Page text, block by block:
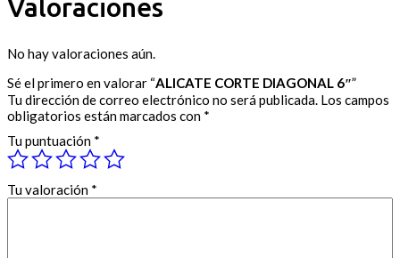
Valoraciones
No hay valoraciones aún.
Sé el primero en valorar “ALICATE CORTE DIAGONAL 6″”
Tu dirección de correo electrónico no será publicada. Los campos
obligatorios están marcados con *
Tu puntuación *
Tu valoración *